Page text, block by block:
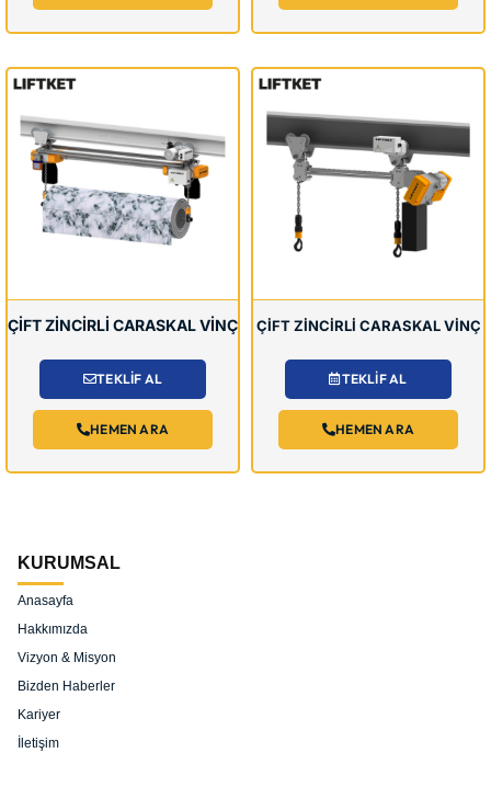
ÇİFT ZİNCİRLİ CARASKAL VİNÇ
TEKLİF AL
HEMEN ARA
ÇİFT ZİNCİRLİ CARASKAL VİNÇ
TEKLİF AL
HEMEN ARA
KURUMSAL
Anasayfa
Hakkımızda
Vizyon & Misyon
Bizden Haberler
Kariyer
İletişim